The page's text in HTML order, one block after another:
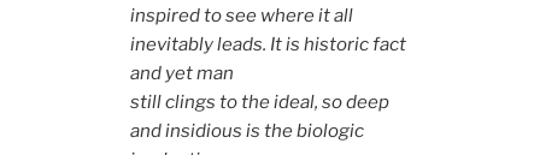
inspired to see where it all
inevitably leads. It is historic fact
and yet man
still clings to the ideal, so deep
and insidious is the biologic